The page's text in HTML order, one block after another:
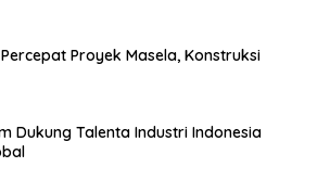
Proyek Masela, Konstruksi
Dukung Talenta Industri Indonesia